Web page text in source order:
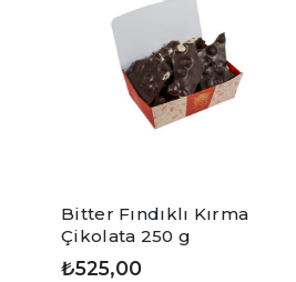
Bitter Fındıklı Kırma
Çikolata 250 g
₺525,00